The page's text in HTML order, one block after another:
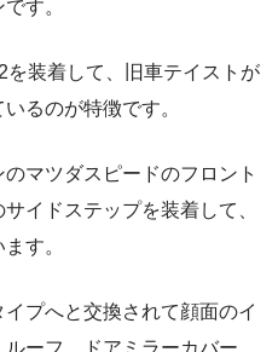
す。
装着して、旧車テイストが
るのが特徴です。
マツダスピードのフロント
イドステップを装着して、
す。
プへと交換されて顔面のイ
ーフ、ドアミラーカバー、